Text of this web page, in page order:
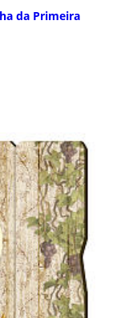
da Primeira